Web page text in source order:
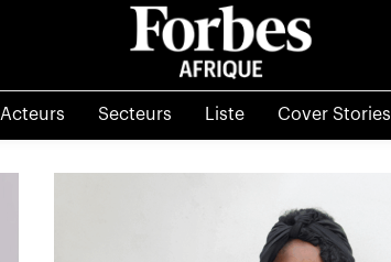
Acteurs Secteurs Liste Cover Stories